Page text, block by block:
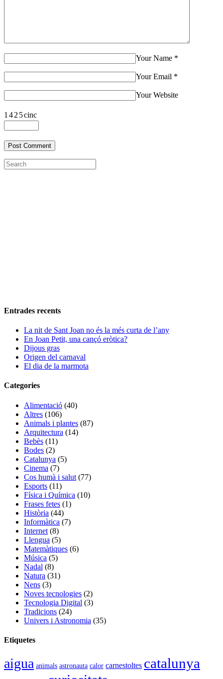
Your Name *
Your Email *
Your Website
1 42 5cinc
Entrades recents
La nit de Sant Joan no és la més curta de l’any
En Joan Petit, una cançó eròtica?
Dijous gras
Origen del carnaval
El dia de la marmota
Categories
Alimentació (40)
Altres (106)
Animals i plantes (87)
Arquitectura (14)
Bebès (11)
Bodes (2)
Catalunya (5)
Cinema (7)
Cos humà i salut (77)
Esports (11)
Física i Química (10)
Frases fetes (1)
Història (44)
Informàtica (7)
Internet (8)
Llengua (5)
Matemàtiques (6)
Música (5)
Nadal (8)
Natura (31)
Nens (3)
Noves tecnologies (2)
Tecnologia Digital (3)
Tradicions (24)
Univers i Astronomia (35)
Etiquetes
aigua animals astronauta calor carnestoltes catalunya